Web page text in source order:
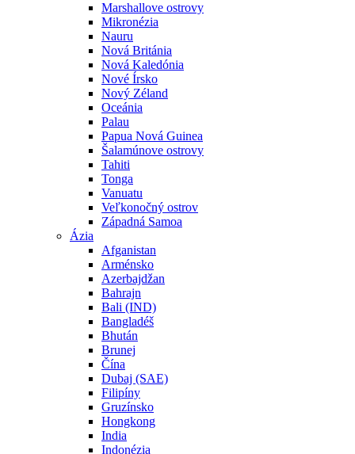
Marshallove ostrovy
Mikronézia
Nauru
Nová Británia
Nová Kaledónia
Nové Írsko
Nový Zéland
Oceánia
Palau
Papua Nová Guinea
Šalamúnove ostrovy
Tahiti
Tonga
Vanuatu
Veľkonočný ostrov
Západná Samoa
Ázia
Afganistan
Arménsko
Azerbajdžan
Bahrajn
Bali (IND)
Bangladéš
Bhután
Brunej
Čína
Dubaj (SAE)
Filipíny
Gruzínsko
Hongkong
India
Indonézia